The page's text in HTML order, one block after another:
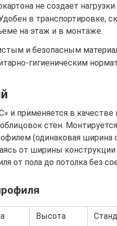
не создает
в транспортировке,
на этаж и в монтаже.
и безопасным
гигиеническим
и применяется в качестве
стен.
(одинаковая ширина
от ширины конструкции
от пола до потолка без
Высота